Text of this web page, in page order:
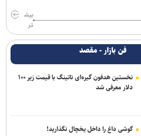
بیش
تر
فن بازار - مقصد
نخستین هدفون گیره‌ای ناتینگ با قیمت زیر ۱۰۰
دلار معرفی شد
گوشی داغ را داخل یخچال نگذارید!